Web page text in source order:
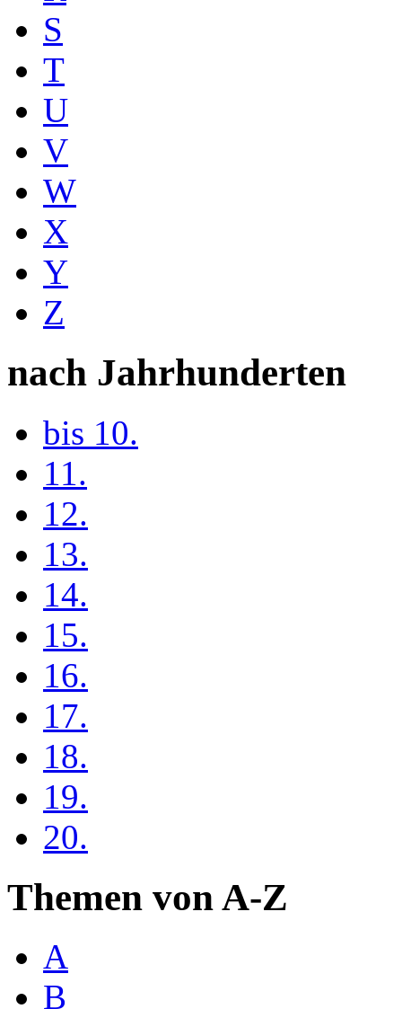
S
T
U
V
W
X
Y
Z
nach Jahrhunderten
bis 10.
11.
12.
13.
14.
15.
16.
17.
18.
19.
20.
Themen von A-Z
A
B